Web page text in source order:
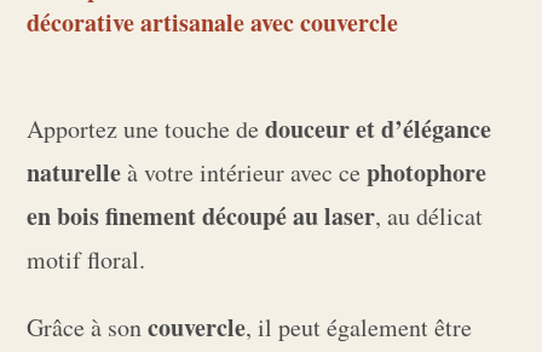
décorative artisanale avec couvercle
Apportez une touche dedouceur et d’élégance
naturelleà votre intérieur avec cephotophore
en bois finement découpé au laser, au délicat
motif floral.
Grâce à soncouvercle, il peut également être